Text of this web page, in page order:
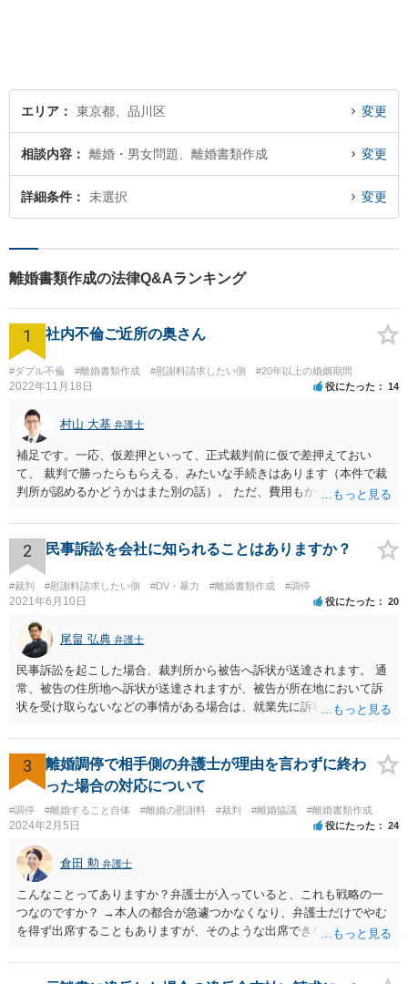
エリア 東京都、品川区 変更
相談内容 離婚・男女問題、離婚書類作成 変更
詳細条件 未選択 変更
離婚書類作成の法律Q&Aランキング
1 社内不倫ご近所の奥さん
#ダブル不倫 #離婚書類作成 #慰謝料請求したい側 #20年以上の婚姻期間
2022年11月18日 役にたった 14
村山 大基 弁護士
補足です。一応、仮差押といって、正式裁判前に仮で差押えておい
て、 裁判で勝ったらもらえる、みたいな手続きはあります（本件で裁
判所が認めるかどうかはまた別の話）。 ただ、費用もかかりますし、
のであれば、 面談相談に行って詳しく話を聞いてみましょう。
2 民事訴訟を会社に知られることはありますか？
#裁判 #慰謝料請求したい側 #DV・暴力 #離婚書類作成 #調停
2021年6月10日 役にたった 20
尾畠 弘典 弁護士
民事訴訟を起こした場合、裁判所から被告へ訴状が送達されます。 通
常、被告の住所地へ訴状が送達されますが、被告が所在地において訴
状を受け取らないなどの事情がある場合は、就業先に訴状が送達され
題となっているケースや、目撃者として就業先の従業員がおり、目撃
者に証言してもらうことが必要になるケースなどでは、裁判の追行
上、就業先に協力を仰がなければならない場合や、就業先の従業員に
協力を仰がなければならない場合があります。 また、仮に訴訟におい
ていくらかの賠償が認められたとして、被告がこれを任意に支払わな
い場合は、強制執行を申し立てることで債権の回収を図ることができ
ます。 例えば、被告の給料を差し押さえる場合には、裁判所から被告
の就業先に文書が送付されますので、訴訟が起こったことを事後的に
就業先が覚知することになります。 警察への被害届の提出というの
は、必須ではありません。 ただ、当然ながら強制わいせつを行ったこ
との証拠がなければ、民事訴訟で勝訴することはできません。
3
離婚調停で相手側の弁護士が理由を言わずに終わ
った場合の対応について
#調停 #離婚すること自体 #離婚の慰謝料 #裁判 #離婚協議 #離婚書類作成
2024年2月5日 役にたった 24
倉田 勲 弁護士
こんなことってありますか？弁護士が入っていると、これも戦略の一
つなのですか？ →本人の都合が急遽つかなくなり、弁護士だけでやむ
を得ず出席することもありますが、そのような出席できない理由がな
えて弁護士だけで出席する戦略は聞いたことはありません。